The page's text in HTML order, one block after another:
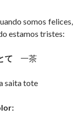
somos felices,
estamos tristes:
て 一茶
saita tote